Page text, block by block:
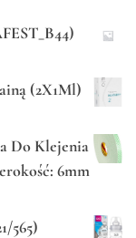
(2X1Ml)
Do Klejenia
6mm
565)